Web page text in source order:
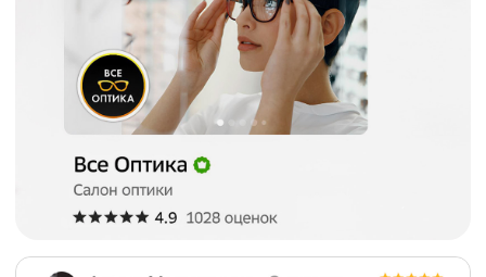
© Все права защищены
Программа лояльности
ИМЕЮТСЯ ПРОТИВОПОКАЗАНИЯ. ПЕРЕД
ПРИМЕНЕНИЕМ ПРОКОНСУЛЬТИРУЙТЕСЬ
СО СПЕЦИАЛИСТОМ.